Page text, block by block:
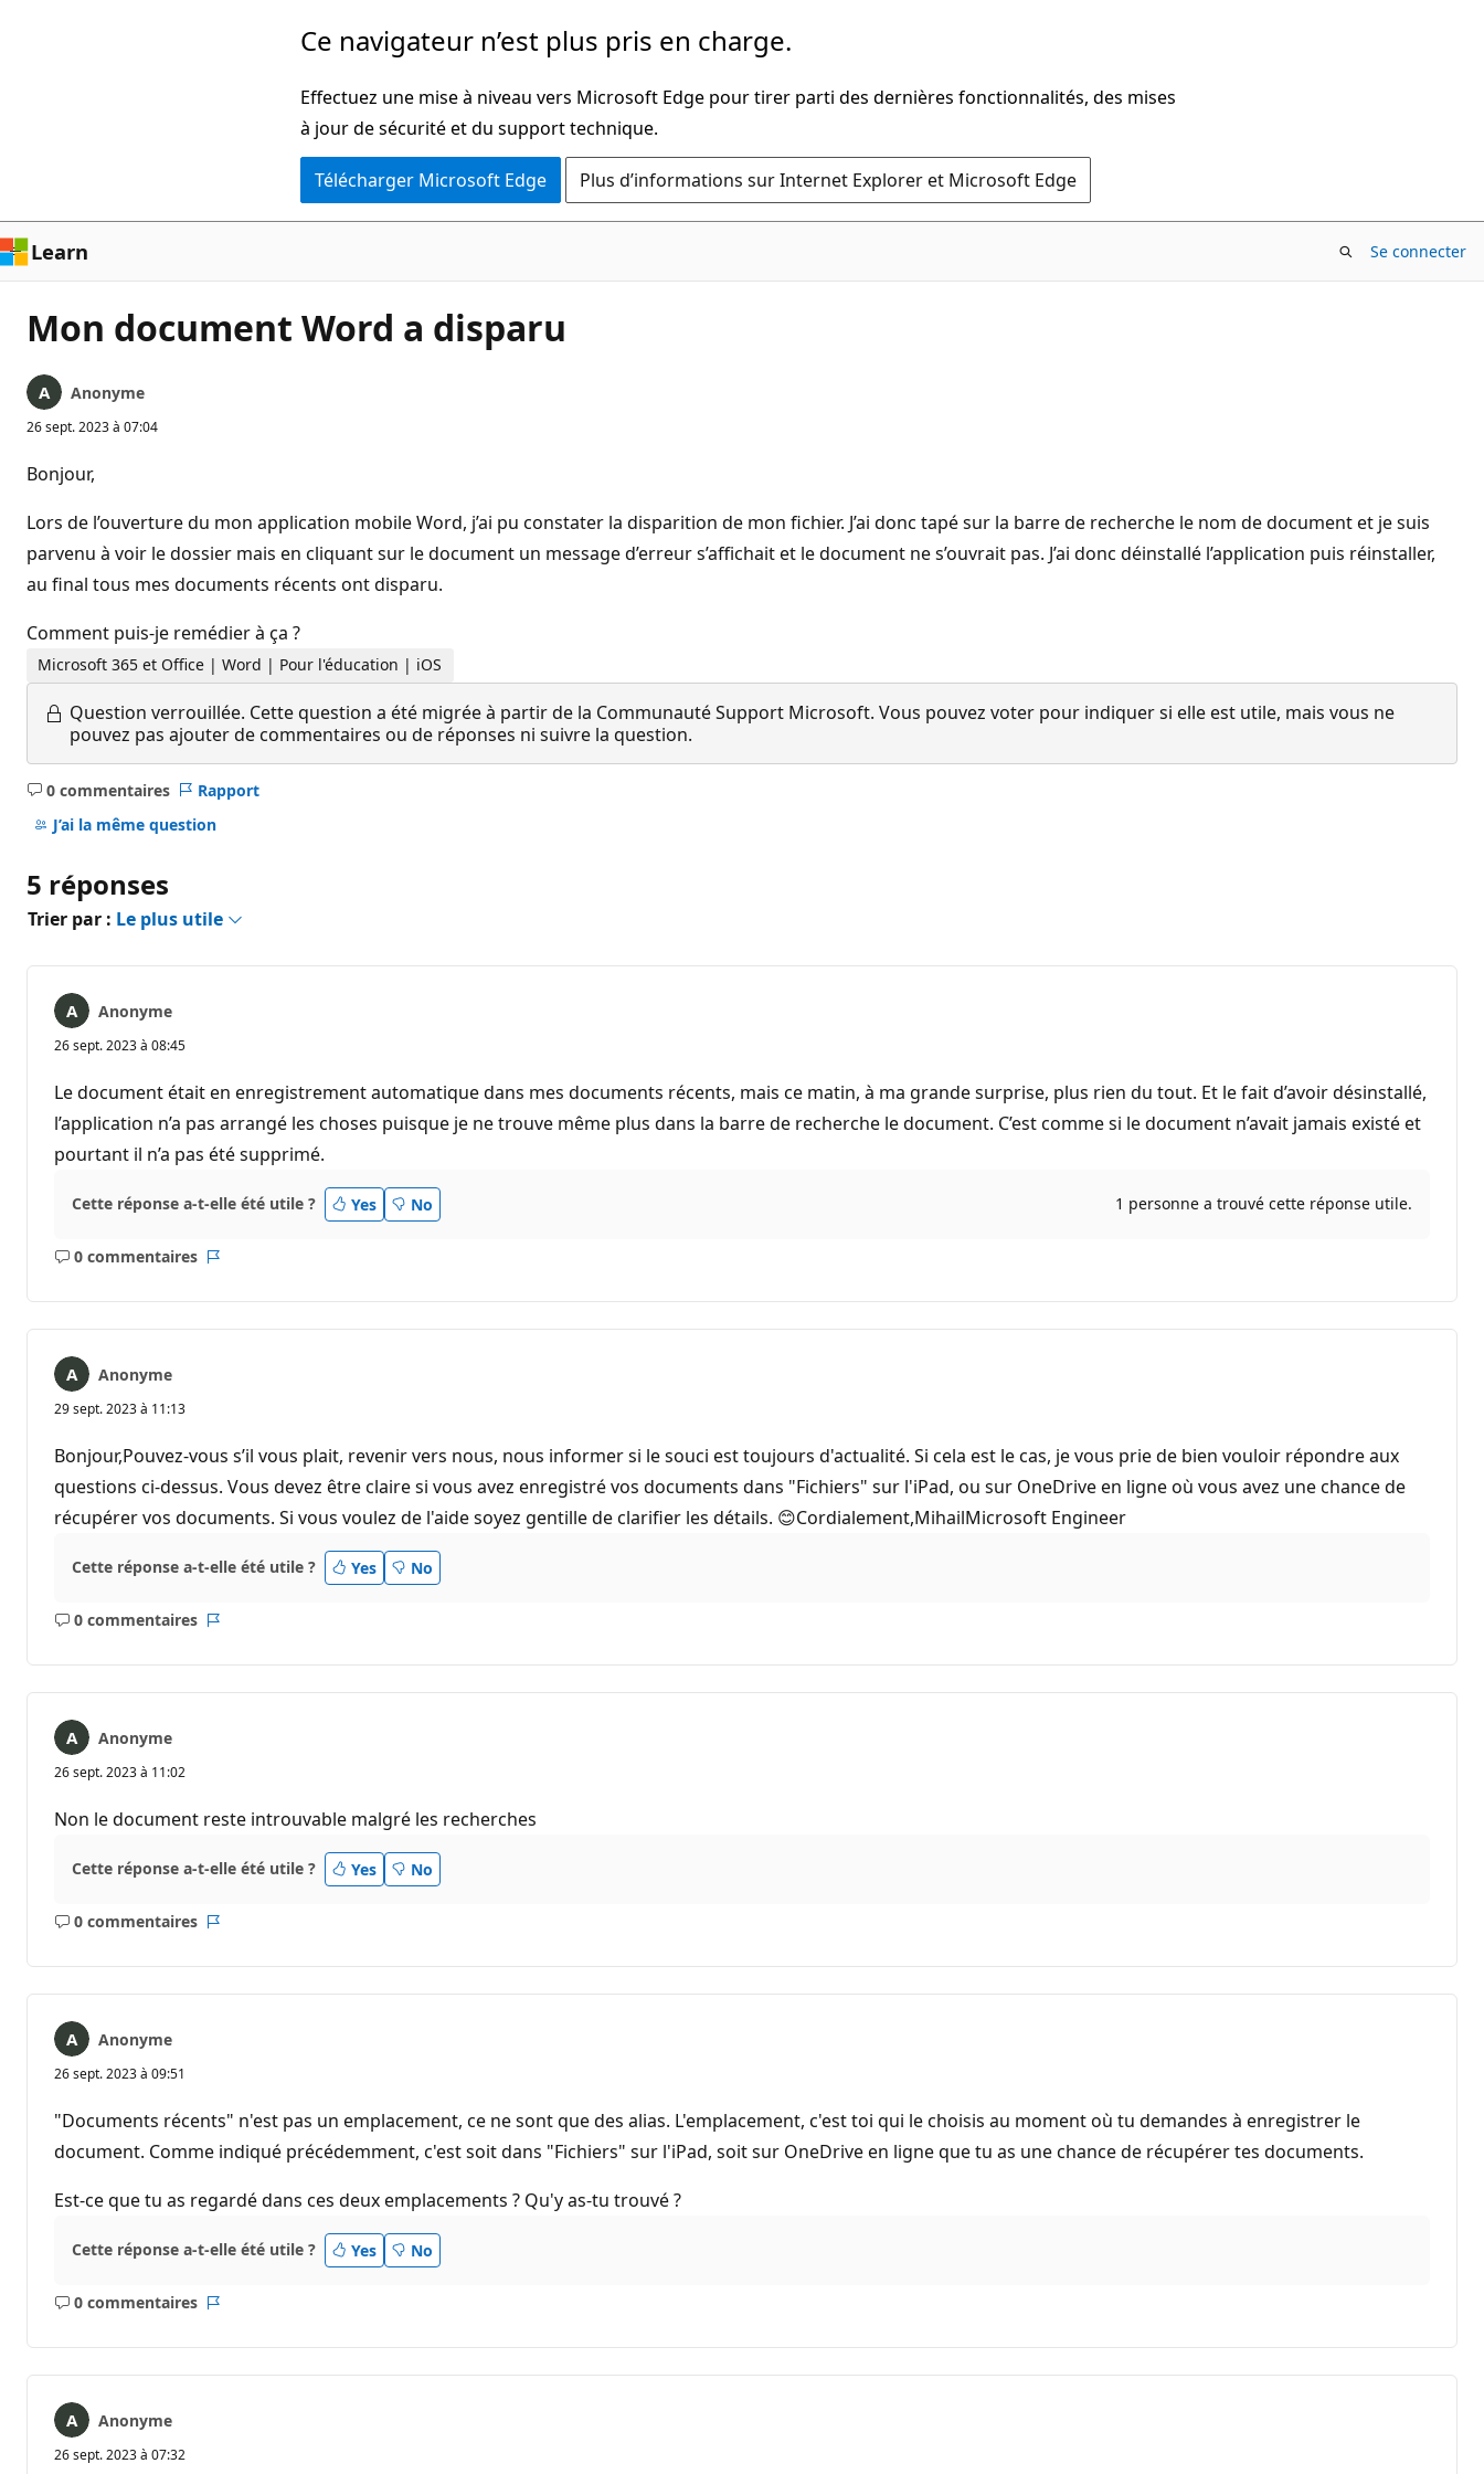
Ce navigateur n’est plus pris en charge.
Effectuez une mise à niveau vers Microsoft Edge pour tirer parti des dernières fonctionnalités, des mises
à jour de sécurité et du support technique.
Télécharger Microsoft Edge Plus d’informations sur Internet Explorer et Microsoft Edge
Learn Se connecter
Mon document Word a disparu
Anonyme
26 sept. 2023 à 07:04
Bonjour,
Lors de l’ouverture du mon application mobile Word, j’ai pu constater la disparition de mon fichier. J’ai donc tapé sur la barre de recherche le nom de document et je suis
parvenu à voir le dossier mais en cliquant sur le document un message d’erreur s’affichait et le document ne s’ouvrait pas. J’ai donc déinstallé l’application puis réinstaller,
au final tous mes documents récents ont disparu.
Comment puis-je remédier à ça ?
Microsoft 365 et Office | Word | Pour l'éducation | iOS
Question verrouillée. Cette question a été migrée à partir de la Communauté Support Microsoft. Vous pouvez voter pour indiquer si elle est utile, mais vous ne
pouvez pas ajouter de commentaires ou de réponses ni suivre la question.
0 commentaires
Aucun
commentaire
Rapport
J’ai la même question
5 réponses
Trier par : Le plus utile
Anonyme
26 sept. 2023 à 08:45
Le document était en enregistrement automatique dans mes documents récents, mais ce matin, à ma grande surprise, plus rien du tout. Et le fait d’avoir désinstallé,
l’application n’a pas arrangé les choses puisque je ne trouve même plus dans la barre de recherche le document. C’est comme si le document n’avait jamais existé et
pourtant il n’a pas été supprimé.
Cette réponse a-t-elle été utile ? Yes No 1 personne a trouvé cette réponse utile.
0 commentaires
Aucun
Anonyme
29 sept. 2023 à 11:13
Bonjour,Pouvez-vous s’il vous plait, revenir vers nous, nous informer si le souci est toujours d'actualité. Si cela est le cas, je vous prie de bien vouloir répondre aux
questions ci-dessus. Vous devez être claire si vous avez enregistré vos documents dans "Fichiers" sur l'iPad, ou sur OneDrive en ligne où vous avez une chance de
récupérer vos documents. Si vous voulez de l'aide soyez gentille de clarifier les détails. 😊Cordialement,MihailMicrosoft Engineer
Cette réponse a-t-elle été utile ? Yes No
0 commentaires
Aucun
Anonyme
26 sept. 2023 à 11:02
Non le document reste introuvable malgré les recherches
Cette réponse a-t-elle été utile ? Yes No
0 commentaires
Aucun
Anonyme
26 sept. 2023 à 09:51
"Documents récents" n'est pas un emplacement, ce ne sont que des alias. L'emplacement, c'est toi qui le choisis au moment où tu demandes à enregistrer le
document. Comme indiqué précédemment, c'est soit dans "Fichiers" sur l'iPad, soit sur OneDrive en ligne que tu as une chance de récupérer tes documents.
Est-ce que tu as regardé dans ces deux emplacements ? Qu'y as-tu trouvé ?
Cette réponse a-t-elle été utile ? Yes No
0 commentaires
Aucun
Anonyme
26 sept. 2023 à 07:32